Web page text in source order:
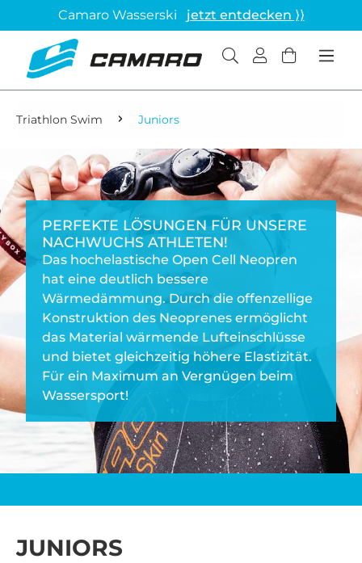
Camaro Wasserski jetzt entdecken ⟩⟩
Triathlon Swim Juniors
PERFEKTE LÖSUNGEN FÜR UNSERE
NACHWUCHS ATHLETEN!
Das hochelastische Open Cell Neopren
hat eine deutlich bessere
Wärmedämmung. Durch die offenzellige
Konstruktion des Neoprenes ermöglicht
das Material wärmende Lufteinschlüsse
und bietet gleichzeitig höhere Elastizität.
Für ein Maximum an Vergnügen beim
Wassersport!
JUNIORS